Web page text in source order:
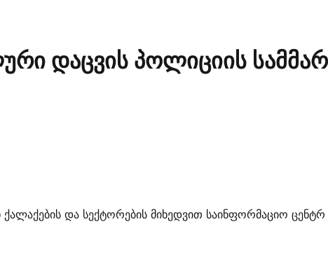
დაცვის პოლიციის
და სექტორების მიხედვით საინფორმაციო ცენტრ